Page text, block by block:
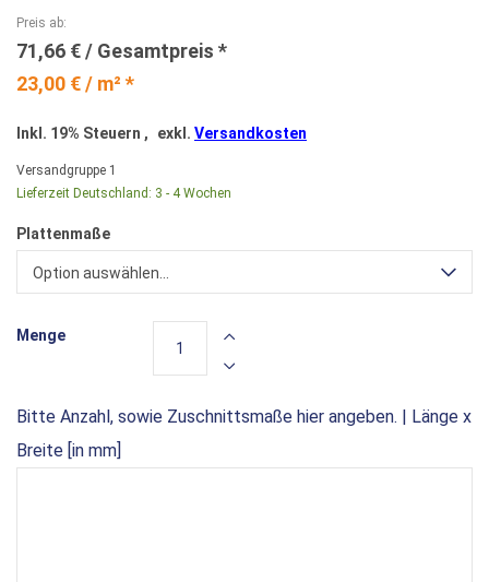
23,00 € / m² *
Preis ab
71,66 €
Inkl. 19% Steuern , exkl. Versandkosten
Versandgruppe 1
Lieferzeit Deutschland: 3 - 4 Wochen
Plattenmaße
Option auswählen...
Bitte Anzahl, sowie Zuschnittsmaße hier angeben. | Länge x
Breite [in mm]
Menge